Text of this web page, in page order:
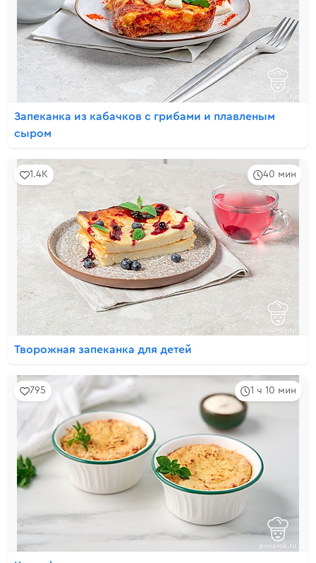
Запеканка из кабачков с грибами и плавленым
сыром
40 мин
1.4K
Творожная запеканка для детей
1 ч 10 мин
795